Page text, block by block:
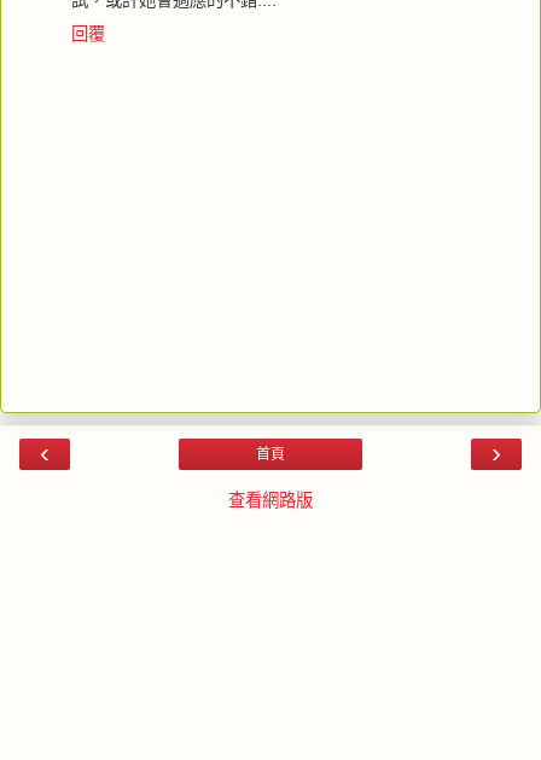
回覆
‹ ›
首頁
查看網路版